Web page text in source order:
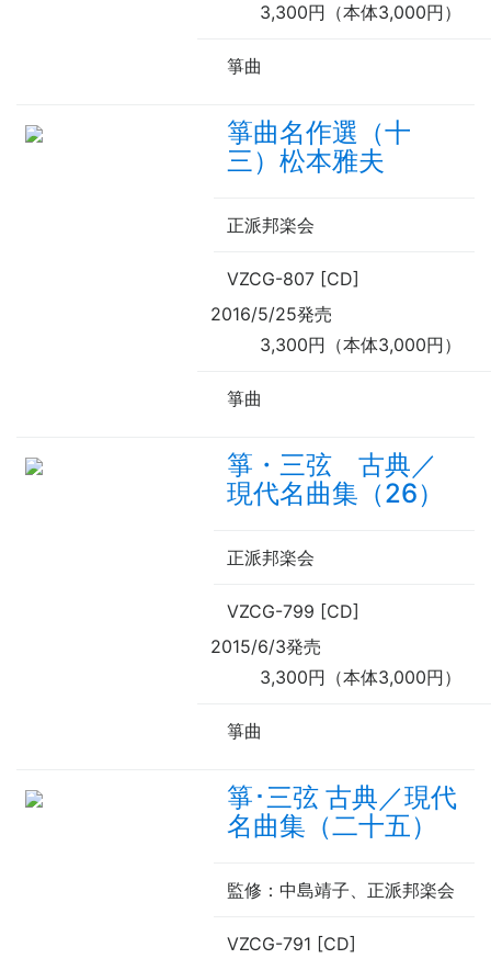
3,300円（本体3,000円）
箏曲
箏曲名作選（十
三）松本雅夫
正派邦楽会
VZCG-807 [CD]
2016/5/25発売
3,300円（本体3,000円）
箏曲
箏・三弦 古典／
現代名曲集（26）
正派邦楽会
VZCG-799 [CD]
2015/6/3発売
3,300円（本体3,000円）
箏曲
箏･三弦 古典／現代
名曲集（二十五）
監修 ：中島靖子、正派邦楽会
VZCG-791 [CD]